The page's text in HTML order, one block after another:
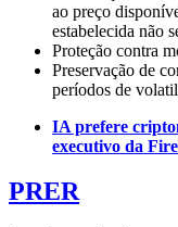
ao preço
estabelecida não
Proteção contra
Preservação de
períodos de
IA prefere
executivo da
PRER